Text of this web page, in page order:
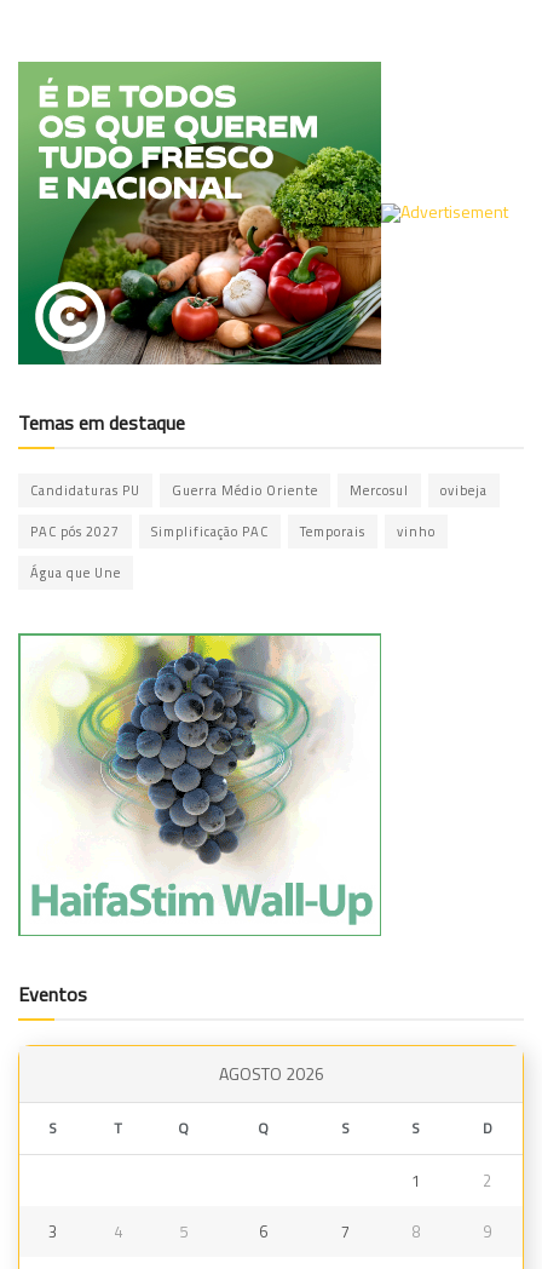
Temas em destaque
Candidaturas PU Guerra Médio Oriente Mercosul ovibeja
PAC pós 2027 Simplificação PAC Temporais vinho
Água que Une
Eventos
AGOSTO 2026
S T Q Q S S D
1 2
3 4 5 6 7 8 9